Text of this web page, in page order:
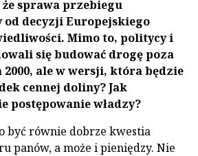
sprawa przebiegu
od decyzji Europejskiego
Mimo to, politycy i
się budować drogę poza
ale w wersji, która będzie
cennej doliny? Jak
postępowanie władzy?
być równie dobrze kwestia
panów, a może i pieniędzy. Nie